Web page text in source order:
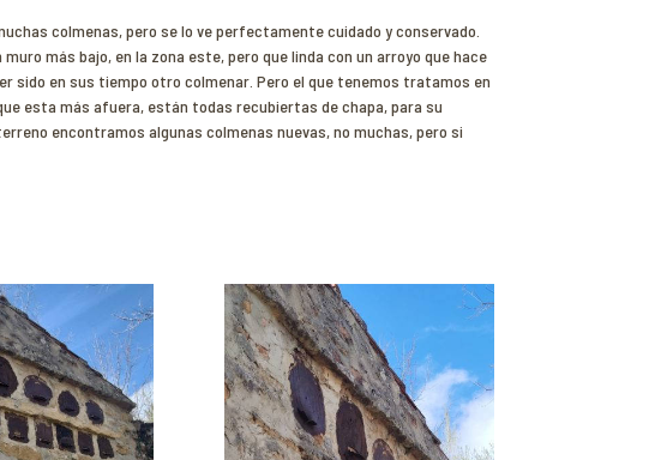
colmenas, pero se lo ve perfectamente cuidado y conservado.
más bajo, en la zona este, pero que linda con un arroyo que hace
sido en sus tiempo otro colmenar. Pero el que tenemos tratamos en
esta más afuera, están todas recubiertas de chapa, para su
encontramos algunas colmenas nuevas, no muchas, pero si